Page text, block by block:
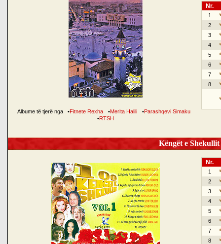
Albume të tjerë nga •Fitnete Rexha •Merita Halili •Parashqevi Simaku
•RTSH
Nr.
1
2
3
4
5
6
7
8
Këngët e
Nr.
1
2
3
4
5
6
7
8